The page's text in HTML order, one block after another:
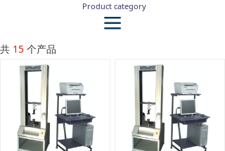
Product category
共 15 个产品
끀